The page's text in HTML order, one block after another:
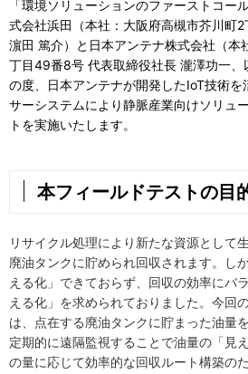
「環境ソリューションのファーストコー
式会社浜田（本社：大阪府高槻市芥川町
濵田 篤介）と日本アンテナ株式会社（本
丁目49番8号 代表取締役社長 瀧澤功一、
の度、日本アンテナが開発したIoT技術
サーシステムにより静脈産業向けソリュ
トを実施いたします。
本フィールドテストの目
リサイクル処理により新たな資源として
廃油タンクに貯められ回収されます。し
える化」できておらず、回収の効率にバ
える化」を求められておりました。今回
は、点在する廃油タンクに貯まった油量
定期的に遠隔監視することで油量の「見
の量に応じて効率的な回収ルート構築の
お問い合わ
サイトマップ